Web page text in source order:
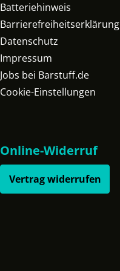
Batteriehinweis
Barrierefreiheitserklärung
Datenschutz
Impressum
Jobs bei Barstuff.de
Cookie-Einstellungen
Online-Widerruf
Vertrag widerrufen